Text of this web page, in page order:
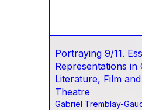
Portraying 9/11.
Representations in
Literature, Film and
Theatre
Gabriel Tremblay-